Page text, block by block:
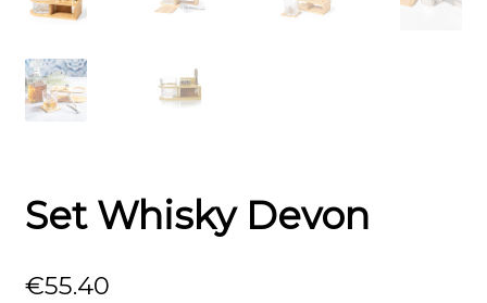
Set Whisky Devon
€55.40